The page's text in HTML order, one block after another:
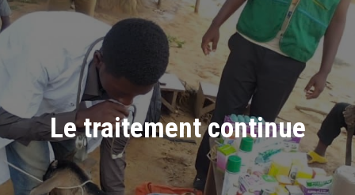
Le traitement continue